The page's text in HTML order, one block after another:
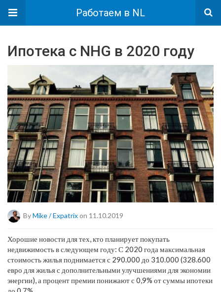
Работаем в NL
Ипотека с NHG в 2020 году
ByMike / Expatrixon 11.10.2019
Хорошие новости для тех, кто планирует покупать
недвижимость в следующем году: С 2020 года максимальная
стоимость жилья поднимается с 290.000 до 310.000 (328.600
евро для жилья с дополнительными улучшениями для экономии
энергии), а процент премии понижают с 0,9% от суммы ипотеки